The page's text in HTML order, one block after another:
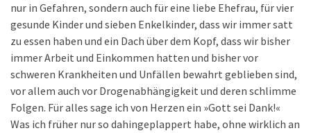
nur in Gefahren, sondern auch für eine liebe Ehefrau, für vier
gesunde Kinder und sieben Enkelkinder, dass wir immer satt
zu essen haben und ein Dach über dem Kopf, dass wir bisher
immer Arbeit und Einkommen hatten und bisher vor
schweren Krankheiten und Unfällen bewahrt geblieben sind,
vor allem auch vor Drogenabhängigkeit und deren schlimme
Folgen. Für alles sage ich von Herzen ein »Gott sei Dank!«
Was ich früher nur so dahingeplappert habe, ohne wirklich an